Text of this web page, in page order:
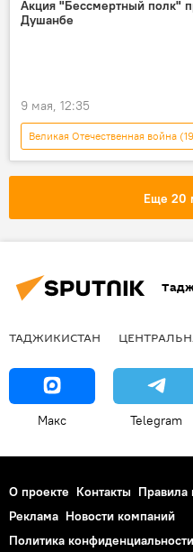
Акция "Бессмертный полк"
Душанбе
9 мая, 12:35
Великая Отечественная война
Новости Душанбе
9 мая - День Победы в Великой
Таджикистан
Еще 20
ТАДЖИКИСТАН
Макс Telegram
О проекте Контакты Правила
Реклама Новости компаний
Политика конфиденциальности